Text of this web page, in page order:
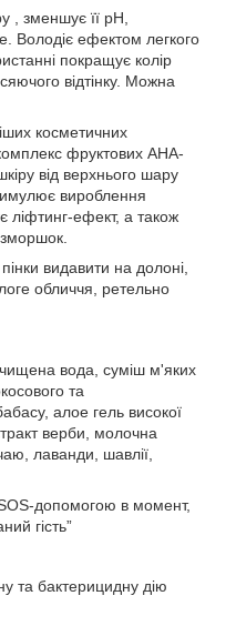
, зменшує її pH,
Володіє ефектом легкого
покращує колір
відтінку. Можна
косметичних
комплекс фруктових АНА-
від верхнього шару
вироблення
ліфтинг-ефект, а також
зморшок.
пінки видавити на долоні,
обличчя, ретельно
вода, суміш м'яких
та
алое гель високої
верби, молочна
лаванди, шавлії,
допомогою в момент,
гість”
та бактерицидну дію